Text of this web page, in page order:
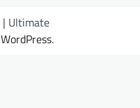
| Ultimate
WordPress.